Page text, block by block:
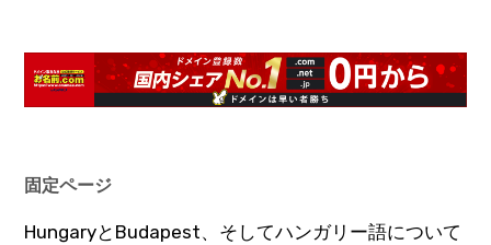
固定ページ
HungaryとBudapest、そしてハンガリー語について